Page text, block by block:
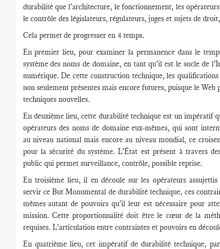
durabilité que l'architecture, le fonctionnement, les
le contrôle des législateurs, régulateurs, juges et sujets de
Cela permet de progresser en 4 temps.
En premier lieu, pour examiner la permanence dans le
système des noms de domaine, en tant qu'il est le socle de
numérique. De cette construction technique, les
non seulement présentes mais encore futures, puisque le Web
techniques nouvelles.
En deuxième lieu, cette durabilité technique est un impératif
opérateurs des noms de domaine eux-mêmes, qui sont
au niveau national mais encore au niveau mondial, ce
pour la sécurité du système. L'État est présent à travers
public qui permet surveillance, contrôle, possible reprise.
En troisième lieu, il en découle sur les opérateurs
servir ce But Monumental de durabilité technique, ces
mêmes autant de pouvoirs qu'il leur est nécessaire pour
mission. Cette proportionnalité doit être le cœur de la
requises. L'articulation entre contraintes et pouvoirs en
En quatrième lieu, cet impératif de durabilité technique,